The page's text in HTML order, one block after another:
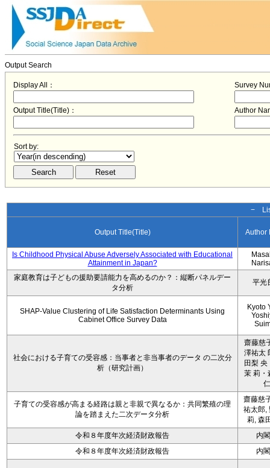
Output Search
Display All： Survey
Output Title(Title)： Author
Sort by:
−
Output Title(Title) Author
Is Childhood Physical Abuse Adversely Associated with Educational
Attainment in Japan?
家庭教育は子どもの援助要請能力を高めるのか？：縦断パネルデー
タ分析
平光
SHAP-Value Clustering of Life Satisfaction Determinants Using
Cabinet Office Survey Data
Kyoto
社会における子育ての受容感：当事者と非当事者のデータ の二次分
析（研究計画）
齋藤慈
澤祐太
田梨 央
茉 莉・
仁
子育ての受容感が高まる経路は親と非親で異なるか：共同繁殖の理
論を踏まえた二次データ分析
齋藤慈
祐太郎,
莉, 森
令和８年度年次経済財政報告
内
令和８年度年次経済財政報告
内